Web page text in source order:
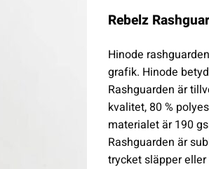
Rebelz
Hinode
grafik. Hinode
Rashguarden är
kvalitet, 80 %
materialet är 190
Rashguarden är
trycket släpper eller